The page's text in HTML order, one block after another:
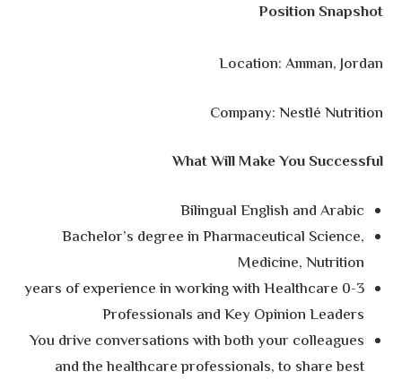
Position Snapshot
Location: Amman, Jordan
Company: Nestlé Nutrition
What Will Make You Successful
Bilingual English and Arabic
Bachelor’s degree in Pharmaceutical Science,
Medicine, Nutrition
0-3 years of experience in working with Healthcare
Professionals and Key Opinion Leaders
You drive conversations with both your colleagues
and the healthcare professionals, to share best